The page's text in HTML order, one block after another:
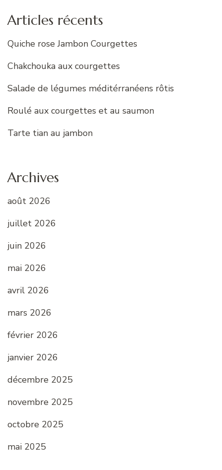
Articles récents
Quiche rose Jambon Courgettes
Chakchouka aux courgettes
Salade de légumes méditérranéens rôtis
Roulé aux courgettes et au saumon
Tarte tian au jambon
Archives
août 2026
juillet 2026
juin 2026
mai 2026
avril 2026
mars 2026
février 2026
janvier 2026
décembre 2025
novembre 2025
octobre 2025
mai 2025